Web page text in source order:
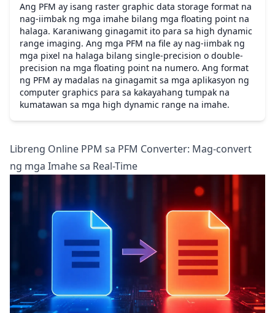
Ang PFM ay isang raster graphic data storage format na
nag-iimbak ng mga imahe bilang mga floating point na
halaga. Karaniwang ginagamit ito para sa high dynamic
range imaging. Ang mga PFM na file ay nag-iimbak ng
mga pixel na halaga bilang single-precision o double-
precision na mga floating point na numero. Ang format
ng PFM ay madalas na ginagamit sa mga aplikasyon ng
computer graphics para sa kakayahang tumpak na
kumatawan sa mga high dynamic range na imahe.
Libreng Online PPM sa PFM Converter: Mag-convert
ng mga Imahe sa Real-Time